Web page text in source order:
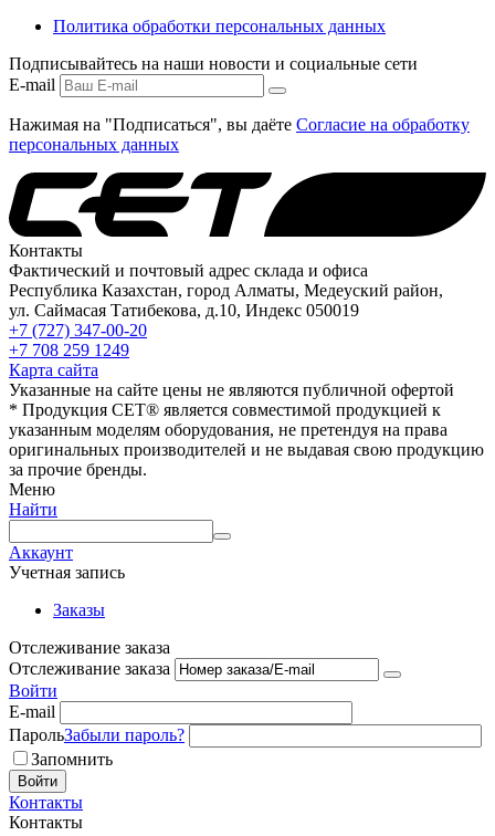
Политика обработки персональных данных
Подписывайтесь на наши новости и социальные сети
E-mail
Нажимая на "Подписаться", вы даёте Согласие на обработку
персональных данных
Контакты
Фактический и почтовый адрес склада и офиса
Республика Казахстан, город Алматы, Медеуский район,
ул. Саймасая Татибекова, д.10, Индекс 050019
+7 (727) 347-00-20
+7 708 259 1249
Карта сайта
Указанные на сайте цены не являются публичной офертой
* Продукция СЕТ® является совместимой продукцией к
указанным моделям оборудования, не претендуя на права
оригинальных производителей и не выдавая свою продукцию
за прочие бренды.
Меню
Найти
Аккаунт
Учетная запись
Заказы
Отслеживание заказа
Отслеживание заказа
Войти
E-mail
ПарольЗабыли пароль?
Запомнить
Войти
Контакты
Контакты